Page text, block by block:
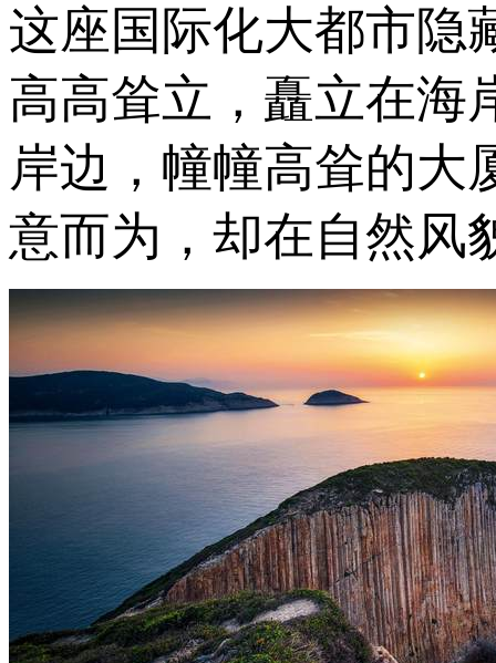
这座国际化大都市隐
高高耸立，矗立在海
岸边，幢幢高耸的大
意而为，却在自然风